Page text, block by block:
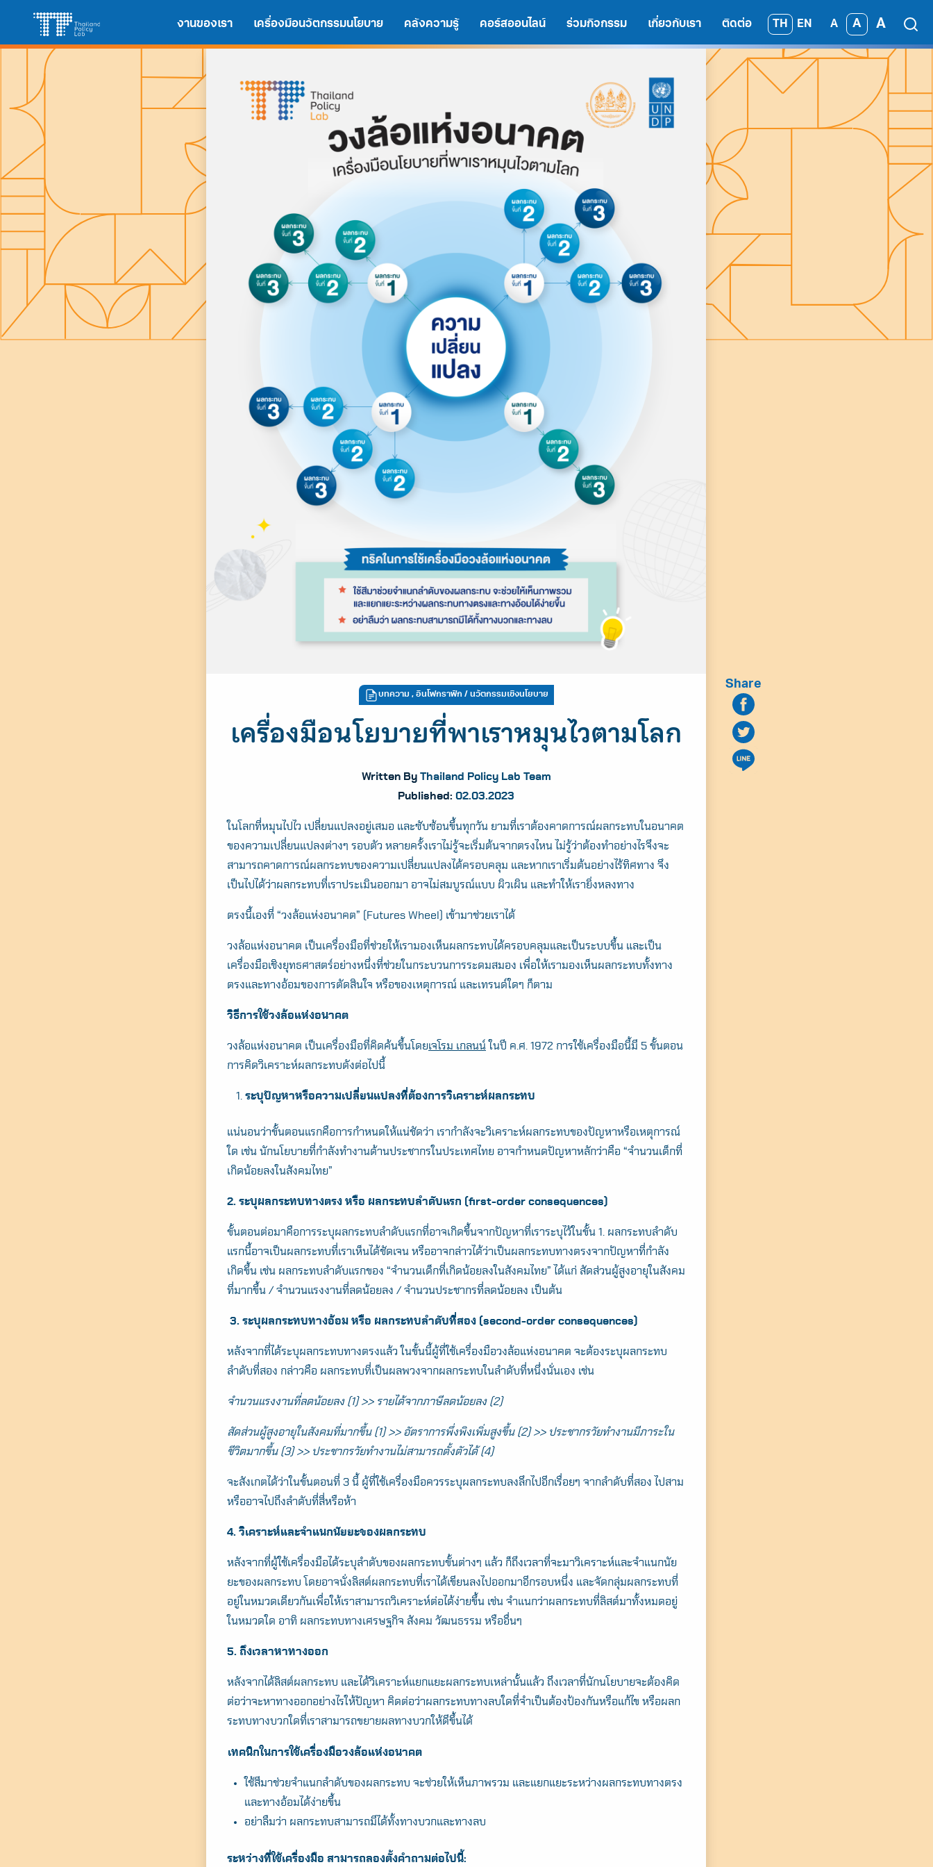
content
งานของเรา เครื่องมือนวัตกรรมนโยบาย คลังความรู้ คอร์สออนไลน์ ร่วมกิจกรรม เกี่ยวกับเรา ติดต่อ TH EN A A A
A A A
Search
Search
บทความ , อินโฟกราฟิก / นวัตกรรมเชิงนโยบาย
เครื่องมือนโยบายที่พาเราหมุนไวตามโลก
Written By Thailand Policy Lab Team
Published: 02.03.2023
Share
ในโลกที่หมุนไปไว เปลี่ยนแปลงอยู่เสมอ และซับซ้อนขึ้นทุกวัน ยามที่เราต้องคาดการณ์ผลกระทบในอนาคต
ของความเปลี่ยนแปลงต่างๆ รอบตัว หลายครั้งเราไม่รู้จะเริ่มต้นจากตรงไหน ไม่รู้ว่าต้องทำอย่างไรจึงจะ
สามารถคาดการณ์ผลกระทบของความเปลี่ยนแปลงได้ครอบคลุม และหากเราเริ่มต้นอย่างไร้ทิศทาง จึง
เป็นไปได้ว่าผลกระทบที่เราประเมินออกมา อาจไม่สมบูรณ์แบบ ผิวเผิน และทำให้เรายิ่งหลงทาง
ตรงนี้เองที่ “วงล้อแห่งอนาคต” (Futures Wheel) เข้ามาช่วยเราได้
วงล้อแห่งอนาคต เป็นเครื่องมือที่ช่วยให้เรามองเห็นผลกระทบได้ครอบคลุมและเป็นระบบขึ้น และเป็น
เครื่องมือเชิงยุทธศาสตร์อย่างหนึ่งที่ช่วยในกระบวนการระดมสมอง เพื่อให้เรามองเห็นผลกระทบทั้งทาง
ตรงและทางอ้อมของการตัดสินใจ หรือของเหตุการณ์ และเทรนด์ใดๆ ก็ตาม
วิธีการใช้วงล้อแห่งอนาคต
วงล้อแห่งอนาคต เป็นเครื่องมือที่คิดค้นขึ้นโดยเจโรม เกลนน์ในปี ค.ศ. 1972 การใช้เครื่องมือนี้มี 5 ขั้นตอน
การคิดวิเคราะห์ผลกระทบดังต่อไปนี้
ระบุปัญหาหรือความเปลี่ยนแปลงที่ต้องการวิเคราะห์ผลกระทบ
แน่นอนว่าขั้นตอนแรกคือการกำหนดให้แน่ชัดว่า เรากำลังจะวิเคราะห์ผลกระทบของปัญหาหรือเหตุการณ์
ใด เช่น นักนโยบายที่กำลังทำงานด้านประชากรในประเทศไทย อาจกำหนดปัญหาหลักว่าคือ “จำนวนเด็กที่
เกิดน้อยลงในสังคมไทย”
2. ระบุผลกระทบทางตรง หรือ ผลกระทบลำดับแรก (first-order consequences)
ขั้นตอนต่อมาคือการระบุผลกระทบลำดับแรกที่อาจเกิดขึ้นจากปัญหาที่เราระบุไว้ในขั้น 1. ผลกระทบลำดับ
แรกนี้อาจเป็นผลกระทบที่เราเห็นได้ชัดเจน หรืออาจกล่าวได้ว่าเป็นผลกระทบทางตรงจากปัญหาที่กำลัง
เกิดขึ้น เช่น ผลกระทบลำดับแรกของ “จำนวนเด็กที่เกิดน้อยลงในสังคมไทย” ได้แก่ สัดส่วนผู้สูงอายุในสังคม
ที่มากขึ้น / จำนวนแรงงานที่ลดน้อยลง / จำนวนประชากรที่ลดน้อยลง เป็นต้น
3. ระบุผลกระทบทางอ้อม หรือ ผลกระทบลำดับที่สอง (second-order consequences)
หลังจากที่ได้ระบุผลกระทบทางตรงแล้ว ในขั้นนี้ผู้ที่ใช้เครื่องมือวงล้อแห่งอนาคต จะต้องระบุผลกระทบ
ลำดับที่สอง กล่าวคือ ผลกระทบที่เป็นผลพวงจากผลกระทบในลำดับที่หนึ่งนั่นเอง เช่น
จำนวนแรงงานที่ลดน้อยลง (1) >> รายได้จากภาษีลดน้อยลง (2)
สัดส่วนผู้สูงอายุในสังคมที่มากขึ้น (1) >> อัตราการพึ่งพิงเพิ่มสูงขึ้น (2) >> ประชากรวัยทำงานมีภาระใน
ชีวิตมากขึ้น (3) >> ประชากรวัยทำงานไม่สามารถตั้งตัวได้ (4)
จะสังเกตได้ว่าในขั้นตอนที่ 3 นี้ ผู้ที่ใช้เครื่องมือควรระบุผลกระทบลงลึกไปอีกเรื่อยๆ จากลำดับที่สอง ไปสาม
หรืออาจไปถึงลำดับที่สี่หรือห้า
4. วิเคราะห์และจำแนกนัยยะของผลกระทบ
หลังจากที่ผู้ใช้เครื่องมือได้ระบุลำดับของผลกระทบขั้นต่างๆ แล้ว ก็ถึงเวลาที่จะมาวิเคราะห์และจำแนกนัย
ยะของผลกระทบ โดยอาจนั่งลิสต์ผลกระทบที่เราได้เขียนลงไปออกมาอีกรอบหนึ่ง และจัดกลุ่มผลกระทบที่
อยู่ในหมวดเดียวกันเพื่อให้เราสามารถวิเคราะห์ต่อได้ง่ายขึ้น เช่น จำแนกว่าผลกระทบที่ลิสต์มาทั้งหมดอยู่
ในหมวดใด อาทิ ผลกระทบทางเศรษฐกิจ สังคม วัฒนธรรม หรืออื่นๆ
5. ถึงเวลาหาทางออก
หลังจากได้ลิสต์ผลกระทบ และได้วิเคราะห์แยกแยะผลกระทบเหล่านั้นแล้ว ถึงเวลาที่นักนโยบายจะต้องคิด
ต่อว่าจะหาทางออกอย่างไรให้ปัญหา คิดต่อว่าผลกระทบทางลบใดที่จำเป็นต้องป้องกันหรือแก้ไข หรือผลก
ระทบทางบวกใดที่เราสามารถขยายผลทางบวกให้ดีขึ้นได้
เทคนิกในการใช้เครื่องมือวงล้อแห่งอนาคต
ใช้สีมาช่วยจำแนกลำดับของผลกระทบ จะช่วยให้เห็นภาพรวม และแยกแยะระหว่างผลกระทบทางตรง
และทางอ้อมได้ง่ายขึ้น
อย่าลืมว่า ผลกระทบสามารถมีได้ทั้งทางบวกและทางลบ
ระหว่างที่ใช้เครื่องมือ สามารถลองตั้งคำถามต่อไปนี้: